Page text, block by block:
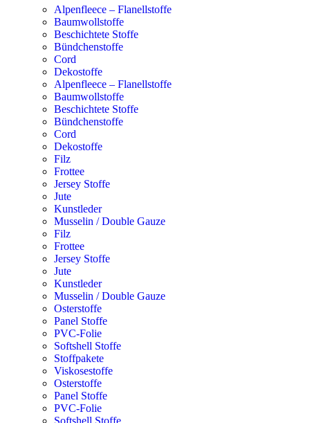
Alpenfleece – Flanellstoffe
Baumwollstoffe
Beschichtete Stoffe
Bündchenstoffe
Cord
Dekostoffe
Alpenfleece – Flanellstoffe
Baumwollstoffe
Beschichtete Stoffe
Bündchenstoffe
Cord
Dekostoffe
Filz
Frottee
Jersey Stoffe
Jute
Kunstleder
Musselin / Double Gauze
Filz
Frottee
Jersey Stoffe
Jute
Kunstleder
Musselin / Double Gauze
Osterstoffe
Panel Stoffe
PVC-Folie
Softshell Stoffe
Stoffpakete
Viskosestoffe
Osterstoffe
Panel Stoffe
PVC-Folie
Softshell Stoffe